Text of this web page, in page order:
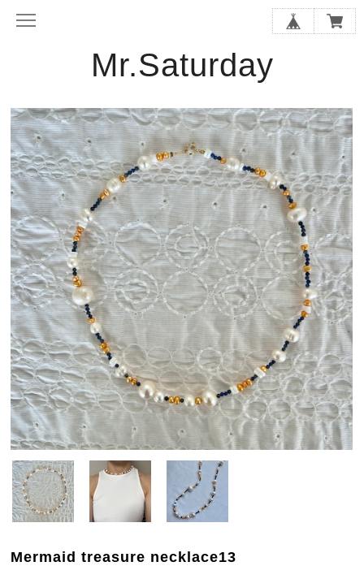
Mr.Saturday
Mermaid treasure necklace13